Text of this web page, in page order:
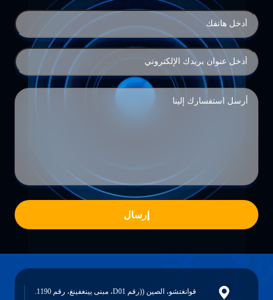
إرسال
قوانغتشو، الصين ((رقم D01، مبنى يينغفينغ، رقم 1190.